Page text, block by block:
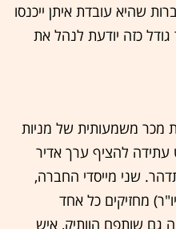
שהיא עובדת איתן ייכנסו
כזה יודעת לנהל את
מכר משמעותית של מניות
להציף ערך אדיר
שני מייסדי החברה,
מחזיקים כל אחד
זהה גם שותפם הוותיק, איש